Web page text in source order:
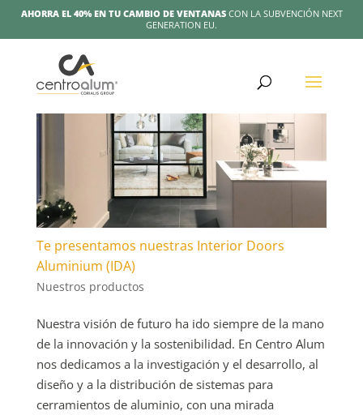
AHORRA EL 40% EN TU CAMBIO DE VENTANASCON LA SUBVENCIÓN NEXT
GENERATION EU.
Te presentamos nuestras Interior Doors
Aluminium (IDA)
Nuestros productos
Nuestra visión de futuro ha ido siempre de la mano
de la innovación y la sostenibilidad. En Centro Alum
nos dedicamos a la investigación y el desarrollo, al
diseño y a la distribución de sistemas para
cerramientos de aluminio, con una mirada